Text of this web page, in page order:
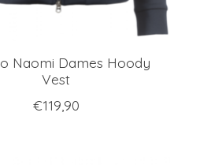
Naomi Dames Hoody
Vest
€119,90